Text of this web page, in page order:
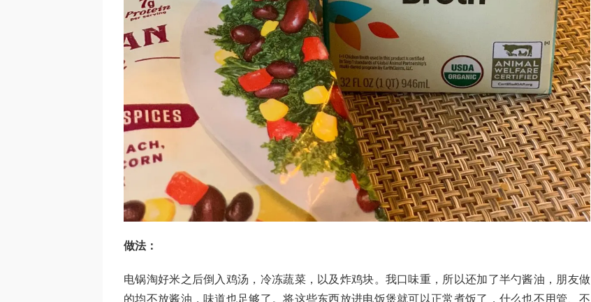
做法：
电锅淘好米之后倒入鸡汤，冷冻蔬菜，以及炸鸡块。我口味重，所以还加了半勺酱油，朋友做
的均不放酱油，味道也足够了。将这些东西放进电饭煲就可以正常煮饭了，什么也不用管、不